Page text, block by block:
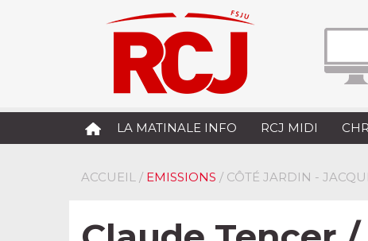
LA MATINALE INFO RCJ MIDI
ACCUEIL / EMISSIONS / CÔTÉ JARDIN -